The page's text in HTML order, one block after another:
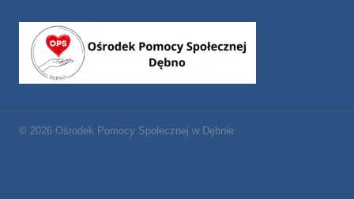
© 2026 Ośrodek Pomocy Społecznej w Dębnie